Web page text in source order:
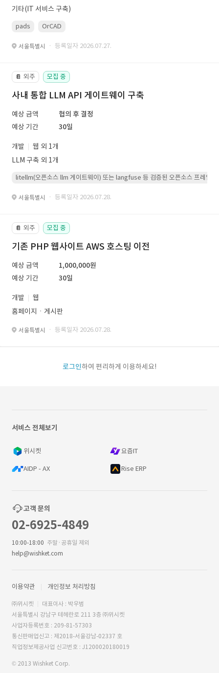
기타(IT 서비스 구축)
pads OrCAD
서울특별시 · 등록일자 2026.07.27.
📔 외주 모집 중
사내 통합 LLM API 게이트웨이 구축
예상 금액
협의 후 결정
예상 기간
30일
개발
웹 외 1개
LLM 구축 외 1개
litellm(오픈소스 llm 게이트웨이) 또는 langfuse 등 검증된 오픈소스 프레임워
서울특별시 · 등록일자 2026.07.28.
📔 외주 모집 중
기존 PHP 웹사이트 AWS 호스팅 이전
예상 금액
1,000,000원
예상 기간
30일
개발
웹
홈페이지ㆍ게시판
서울특별시 · 등록일자 2026.07.28.
로그인하여 편리하게 이용하세요!
서비스 전체보기
위시켓 요즘IT
AIDP - AX Rise ERP
고객 문의
02-6925-4849
10:00-18:00 주말·공휴일 제외
help@wishket.com
이용약관 개인정보 처리방침
㈜위시켓
대표이사 : 박우범
서울특별시 강남구 테헤란로 211 3층 ㈜위시켓
사업자등록번호 : 209-81-57303
통신판매업신고 : 제2018-서울강남-02337 호
직업정보제공사업 신고번호 : J1200020180019
© 2013 Wishket Corp.